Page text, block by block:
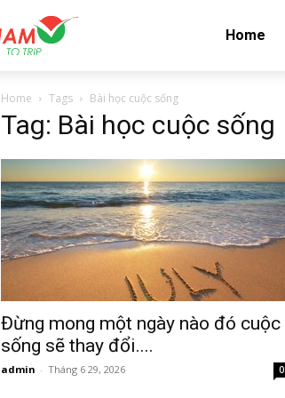
Home
Home Tags Bài học cuộc sống
Tag: Bài học cuộc sống
Đừng mong một ngày nào đó cuộc
sống sẽ thay đổi....
admin - Tháng 6 29, 2026 0